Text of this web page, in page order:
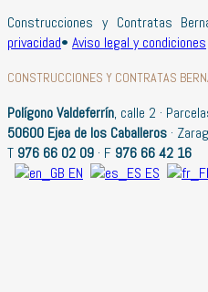
Construcciones y Contratas
privacidad• Aviso legal y condiciones
CONSTRUCCIONES Y CONTRATAS
Polígono Valdeferrín, calle 2 ·
50600 Ejea de los Caballeros ·
T 976 66 02 09 · F 976 66 42 16
EN
ES